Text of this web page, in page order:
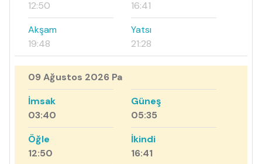
12:50
16:41
Akşam
19:48
Yatsı
21:28
09 Ağustos 2026 Pa
İmsak
03:40
Güneş
05:35
Öğle
12:50
İkindi
16:41